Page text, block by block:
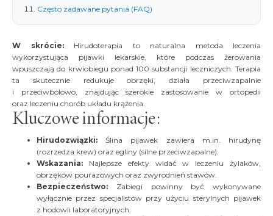
Często zadawane pytania (FAQ)
W skrócie:Hirudoterapia to naturalna metoda leczenia
wykorzystująca pijawki lekarskie, które podczas żerowania
wpuszczają do krwiobiegu ponad 100 substancji leczniczych. Terapia
ta skutecznie redukuje obrzęki, działa przeciwzapalnie
i przeciwbólowo, znajdując szerokie zastosowanie w ortopedii
oraz leczeniu chorób układu krążenia.
Kluczowe informacje:
Hirudozwiązki: Ślina pijawek zawiera m.in. hirudynę
(rozrzedza krew) oraz egliny (silne przeciwzapalne).
Wskazania: Najlepsze efekty widać w leczeniu żylaków,
obrzęków pourazowych oraz zwyrodnień stawów.
Bezpieczeństwo: Zabiegi powinny być wykonywane
wyłącznie przez specjalistów przy użyciu sterylnych pijawek
z hodowli laboratoryjnych.